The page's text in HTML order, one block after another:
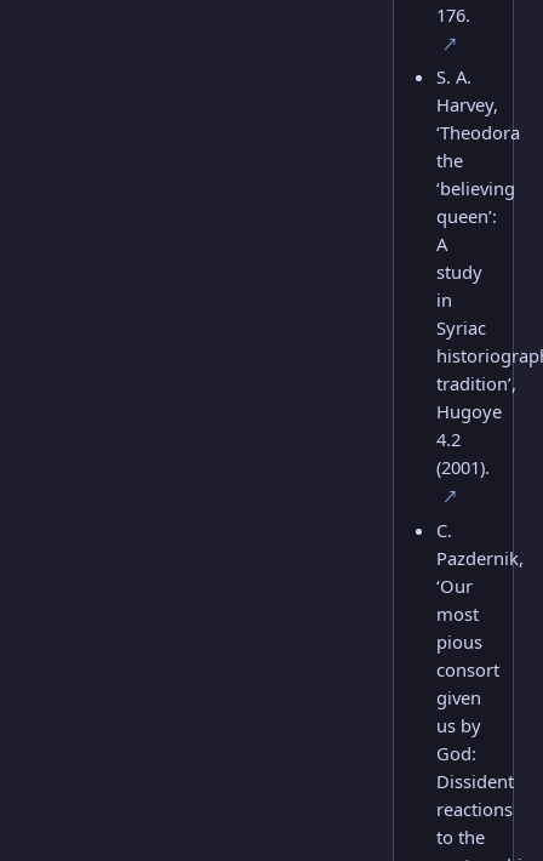
176.
↗
S. A.
Harvey,
‘Theodora
the
‘believing
queen’:
A
study
in
Syriac
tradition’,
Hugoye
4.2
(2001).
↗
C.
Pazdernik,
‘Our
most
pious
consort
given
us by
God:
Dissident
reactions
to the